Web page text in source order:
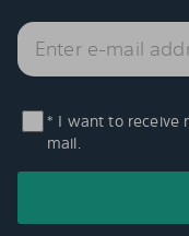
* I want to receive
mail.